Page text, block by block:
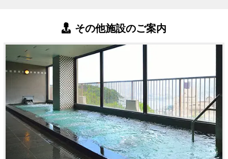
その他施設のご案内